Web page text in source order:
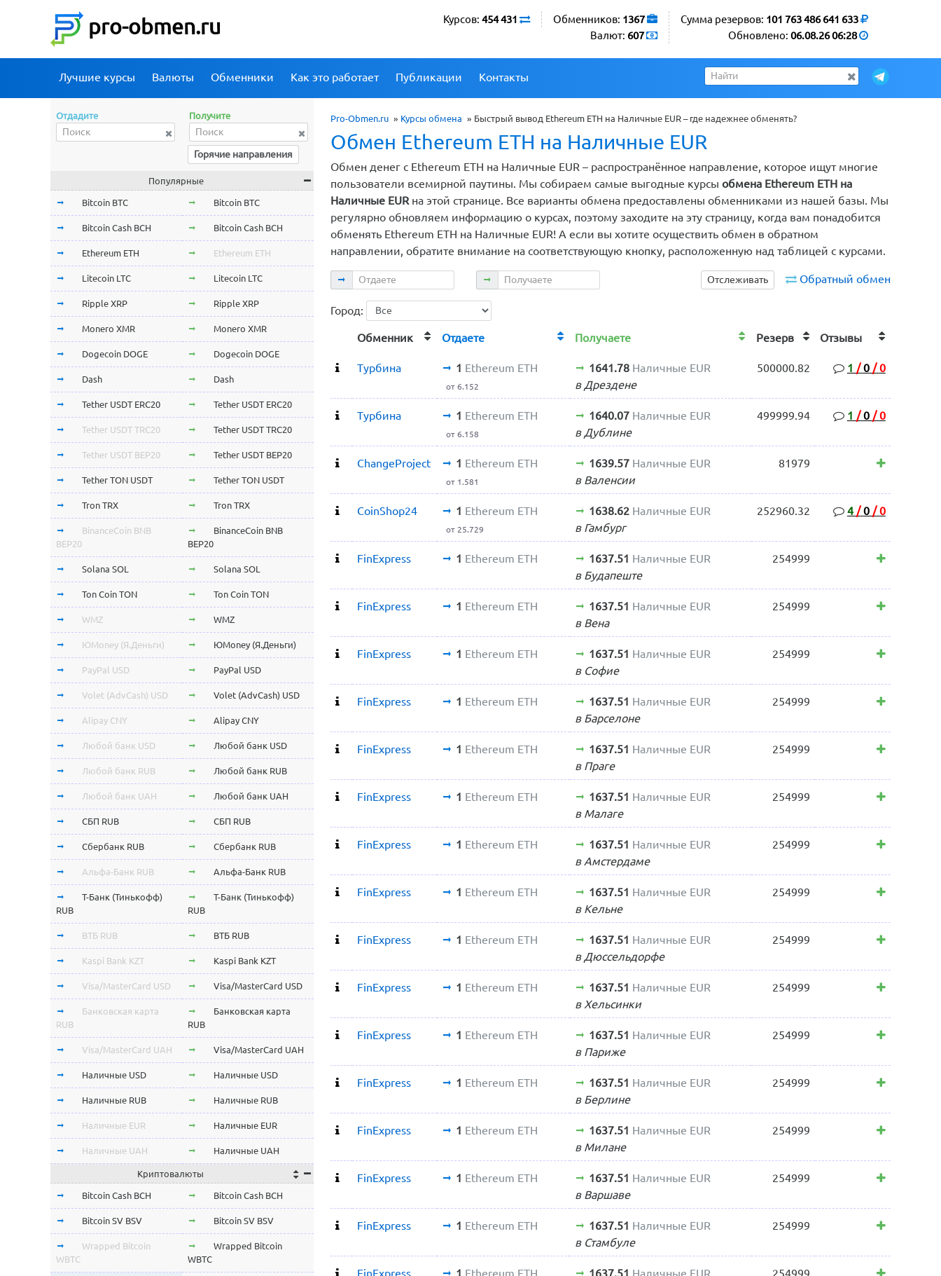
pro-obmen.ru Сумма резервов: 101 763 486 641 633
Обновлено: 06.08.26 06:28
Обменников: 1367
Валют: 607
Курсов: 454 431
Лучшие курсы Валюты Обменники Как это работает Публикации Контакты
Pro-Obmen.ru » Курсы обмена » Быстрый вывод Ethereum ETH на Наличные EUR – где надежнее обменять?
Обмен Ethereum ETH на Наличные EUR
Обмен денег с Ethereum ETH на Наличные EUR – распространённое направление, которое ищут многие
пользователи всемирной паутины. Мы собираем самые выгодные курсы обмена Ethereum ETH на
Наличные EUR на этой странице. Все варианты обмена предоставлены обменниками из нашей базы. Мы
регулярно обновляем информацию о курсах, поэтому заходите на эту страницу, когда вам понадобится
обменять Ethereum ETH на Наличные EUR! А если вы хотите осуществить обмен в обратном
направлении, обратите внимание на соответствующую кнопку, расположенную над таблицей с курсами.
Обратный обмен
Отслеживать
Отдаете Получаете
Город:
Обменник Отдаете Получаете Резерв Отзывы
Турбина 1 Ethereum ETH
от 6.152
1641.78 Наличные EUR
в Дрездене
500000.82 1 / 0 / 0
Турбина 1 Ethereum ETH
от 6.158
1640.07 Наличные EUR
в Дублине
499999.94 1 / 0 / 0
ChangeProject 1 Ethereum ETH
от 1.581
1639.57 Наличные EUR
в Валенсии
81979
CoinShop24 1 Ethereum ETH
от 25.729
1638.62 Наличные EUR
в Гамбург
252960.32 4 / 0 / 0
FinExpress 1 Ethereum ETH 1637.51 Наличные EUR
в Будапеште
254999
FinExpress 1 Ethereum ETH 1637.51 Наличные EUR
в Вена
254999
FinExpress 1 Ethereum ETH 1637.51 Наличные EUR
в Софие
254999
FinExpress 1 Ethereum ETH 1637.51 Наличные EUR
в Барселоне
254999
FinExpress 1 Ethereum ETH 1637.51 Наличные EUR
в Праге
254999
FinExpress 1 Ethereum ETH 1637.51 Наличные EUR
в Малаге
254999
FinExpress 1 Ethereum ETH 1637.51 Наличные EUR
в Амстердаме
254999
FinExpress 1 Ethereum ETH 1637.51 Наличные EUR
в Кельне
254999
FinExpress 1 Ethereum ETH 1637.51 Наличные EUR
в Дюссельдорфе
254999
FinExpress 1 Ethereum ETH 1637.51 Наличные EUR
в Хельсинки
254999
FinExpress 1 Ethereum ETH 1637.51 Наличные EUR
в Париже
254999
FinExpress 1 Ethereum ETH 1637.51 Наличные EUR
в Берлине
254999
FinExpress 1 Ethereum ETH 1637.51 Наличные EUR
в Милане
254999
FinExpress 1 Ethereum ETH 1637.51 Наличные EUR
в Варшаве
254999
FinExpress 1 Ethereum ETH 1637.51 Наличные EUR
в Стамбуле
254999
FinExpress 1 Ethereum ETH 1637.51 Наличные EUR
254999
Отдадите Получите
Горячие направления
Популярные
Bitcoin BTC Bitcoin BTC
Bitcoin Cash BCH Bitcoin Cash BCH
Ethereum ETH Ethereum ETH
Litecoin LTC Litecoin LTC
Ripple XRP Ripple XRP
Monero XMR Monero XMR
Dogecoin DOGE Dogecoin DOGE
Dash Dash
Tether USDT ERC20 Tether USDT ERC20
Tether USDT TRC20 Tether USDT TRC20
Tether USDT BEP20 Tether USDT BEP20
Tether TON USDT Tether TON USDT
Tron TRX Tron TRX
BinanceCoin BNB
BEP20
BinanceCoin BNB
BEP20
Solana SOL Solana SOL
Ton Coin TON Ton Coin TON
WMZ WMZ
ЮMoney (Я.Деньги) ЮMoney (Я.Деньги)
PayPal USD PayPal USD
Volet (AdvCash) USD Volet (AdvCash) USD
Alipay CNY Alipay CNY
Любой банк USD Любой банк USD
Любой банк RUB Любой банк RUB
Любой банк UAH Любой банк UAH
СБП RUB СБП RUB
Сбербанк RUB Сбербанк RUB
Альфа-Банк RUB Альфа-Банк RUB
Т-Банк (Тинькофф)
RUB
Т-Банк (Тинькофф)
RUB
ВТБ RUB ВТБ RUB
Kaspi Bank KZT Kaspi Bank KZT
Visa/MasterCard USD Visa/MasterCard USD
Банковская карта
RUB
Банковская карта
RUB
Visa/MasterCard UAH Visa/MasterCard UAH
Наличные USD Наличные USD
Наличные RUB Наличные RUB
Наличные EUR Наличные EUR
Наличные UAH Наличные UAH
Криптовалюты
Bitcoin Cash BCH Bitcoin Cash BCH
Bitcoin SV BSV Bitcoin SV BSV
Wrapped Bitcoin
WBTC
Wrapped Bitcoin
WBTC